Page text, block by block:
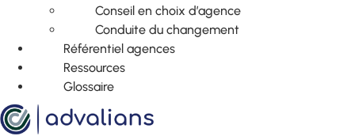
Conseil en choix d’agence
Conduite du changement
Référentiel agences
Ressources
Glossaire